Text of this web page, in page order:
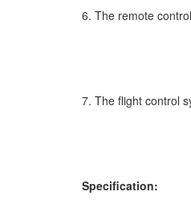
6. The remote
7. The flight control
Specification: